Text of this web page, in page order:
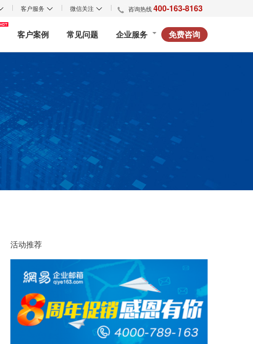
客户服务 微信关注 咨询热线400-163-8163
客户案例 常见问题 企业服务 免费咨询
活动推荐